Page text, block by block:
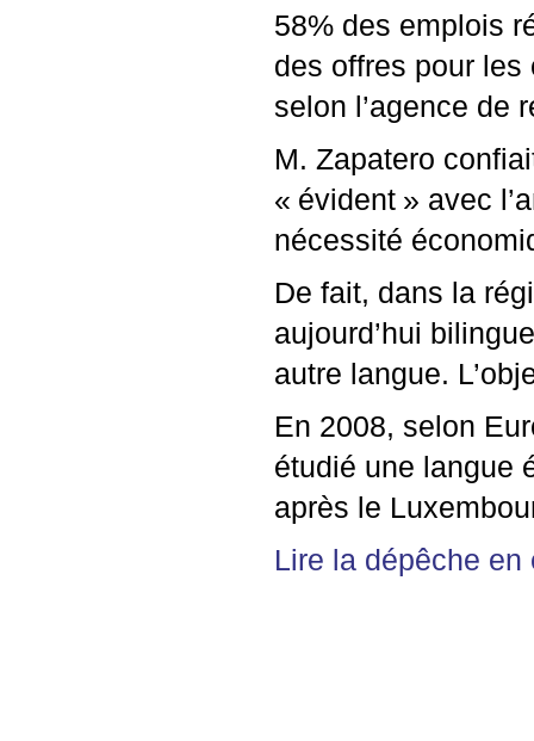
58% des emplois
des offres pour
selon l’agence de
M. Zapatero
« évident » avec
nécessité
De fait, dans la
aujourd’hui
autre langue.
En 2008, selon
étudié une langue
après le
Lire la dépêche